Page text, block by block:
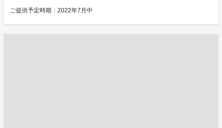
ご提供予定時期：2022年7月中